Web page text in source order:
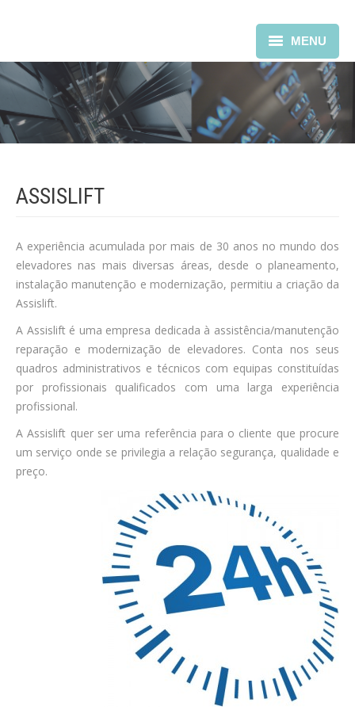
MENU
ASSISLIFT
Serviços
ASSISLIFT
A experiência acumulada por mais de 30 anos no mundo dos
elevadores nas mais diversas áreas, desde o planeamento,
instalação manutenção e modernização, permitiu a criação da
Assislift.
A Assislift é uma empresa dedicada à assistência/manutenção
reparação e modernização de elevadores. Conta nos seus
quadros administrativos e técnicos com equipas constituídas
por profissionais qualificados com uma larga experiência
profissional.
A Assislift quer ser uma referência para o cliente que procure
um serviço onde se privilegia a relação segurança, qualidade e
preço.